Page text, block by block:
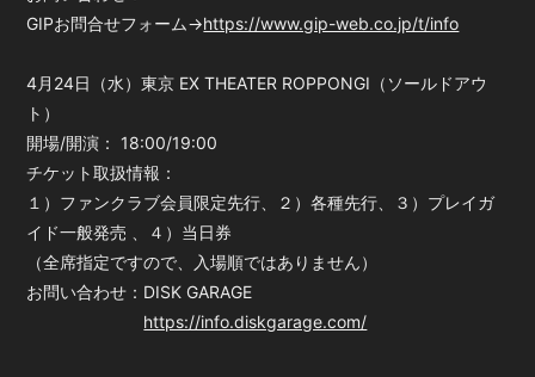
GIPお問合せフォーム→https://www.gip-web.co.jp/t/info
4月24日（水）東京 EX THEATER ROPPONGI（ソールドアウ
ト）
開場/開演： 18:00/19:00
チケット取扱情報：
１）ファンクラブ会員限定先行、２）各種先行、３）プレイガ
イド一般発売 、４）当日券
（全席指定ですので、入場順ではありません）
お問い合わせ：DISK GARAGE
https://info.diskgarage.com/